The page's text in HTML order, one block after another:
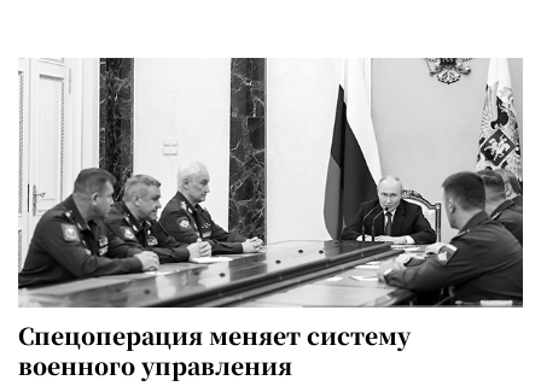
Спецоперация меняет систему
военного управления